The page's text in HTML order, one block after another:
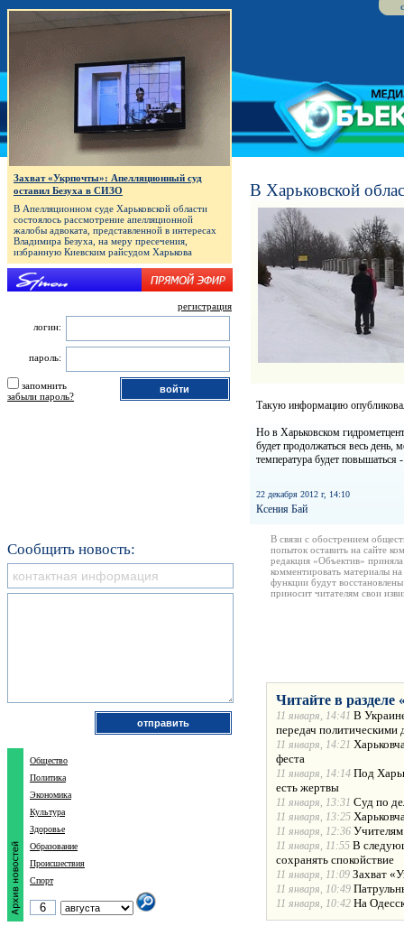
В Харьковской
Такую информацию
Но в Харьковском
будет продолжаться весь день,
температура будет повышаться
22 декабря 2012 г, 14:10
Ксения Бай
В связи с обострением
попыток оставить на сайте
редакция «Объектив»
комментировать материалы
функции будут
приносит читателям свои
Читайте в разделе
11 января, 14:41 В
передач политическими
11 января, 14:21
феста
11 января, 14:14 Под
есть жертвы
11 января, 13:31 Суд по
11 января, 13:25
11 января, 12:36
11 января, 11:55 В
сохранять спокойствие
11 января, 11:09 Захват
11 января, 10:49
11 января, 10:42 На
Захват «Укрпочты»: Апелляционный суд
оставил Безуха в СИЗО
В Апелляционном суде Харьковской области
состоялось рассмотрение апелляционной
жалобы адвоката, представленной в интересах
Владимира Безуха, на меру пресечения,
избранную Киевским райсудом Харькова
регистрация
логин:
пароль:
запомнить
забыли пароль?
Сообщить новость:
Общество
Политика
Экономика
Культура
Здоровье
Образование
Происшествия
Спорт